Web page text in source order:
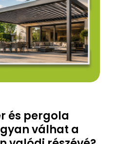
és pergola
válhat a